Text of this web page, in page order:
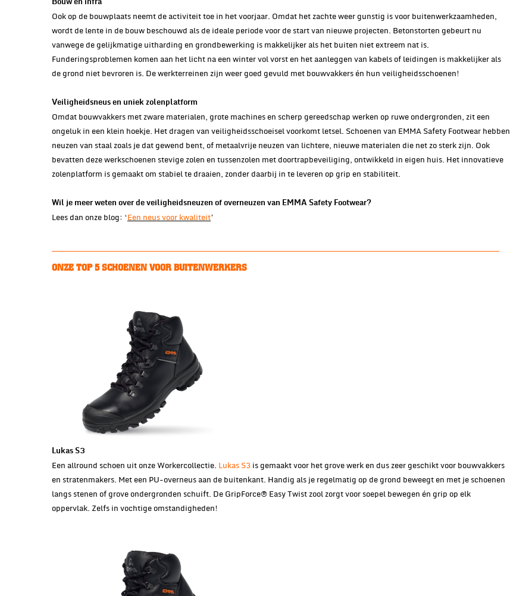
Bouw en infra
Ook op de bouwplaats neemt de activiteit toe in het voorjaar. Omdat het zachte weer gunstig is voor buitenwerkzaamheden,
wordt de lente in de bouw beschouwd als de ideale periode voor de start van nieuwe projecten. Betonstorten gebeurt nu
vanwege de gelijkmatige uitharding en grondbewerking is makkelijker als het buiten niet extreem nat is.
Funderingsproblemen komen aan het licht na een winter vol vorst en het aanleggen van kabels of leidingen is makkelijker als
de grond niet bevroren is. De werkterreinen zijn weer goed gevuld met bouwvakkers én hun veiligheidsschoenen!
Veiligheidsneus en uniek zolenplatform
Omdat bouwvakkers met zware materialen, grote machines en scherp gereedschap werken op ruwe ondergronden, zit een
ongeluk in een klein hoekje. Het dragen van veiligheidsschoeisel voorkomt letsel. Schoenen van EMMA Safety Footwear hebben
neuzen van staal zoals je dat gewend bent, of metaalvrije neuzen van lichtere, nieuwe materialen die net zo sterk zijn. Ook
bevatten deze werkschoenen stevige zolen en tussenzolen met doortrapbeveiliging, ontwikkeld in eigen huis. Het innovatieve
zolenplatform is gemaakt om stabiel te draaien, zonder daarbij in te leveren op grip en stabiliteit.
Wil je meer weten over de veiligheidsneuzen of overneuzen van EMMA Safety Footwear?
Lees dan onze blog: ‘Een neus voor kwaliteit’
ONZE TOP 5 SCHOENEN VOOR BUITENWERKERS
Lukas S3
Een allround schoen uit onze Workercollectie. Lukas S3 is gemaakt voor het grove werk en dus zeer geschikt voor bouwvakkers
en stratenmakers. Met een PU-overneus aan de buitenkant. Handig als je regelmatig op de grond beweegt en met je schoenen
langs stenen of grove ondergronden schuift. De GripForce® Easy Twist zool zorgt voor soepel bewegen én grip op elk
oppervlak. Zelfs in vochtige omstandigheden!